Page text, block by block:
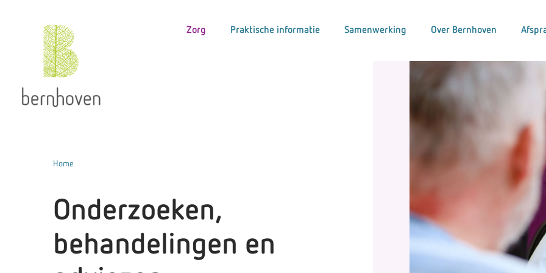
Zorg Praktische informatie Samenwerking Over Bernhoven
Home
Onderzoeken,
behandelingen en